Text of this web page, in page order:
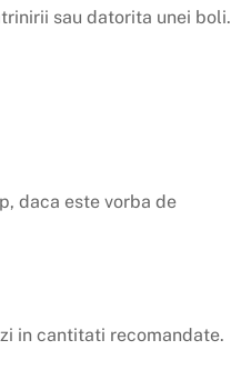
sau datorita unei boli.
daca este vorba de
in cantitati recomandate.